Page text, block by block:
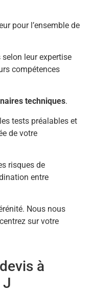
pour l’ensemble de
leur expertise
compétences
techniques.
tests préalables et
de votre
risques de
entre
Nous nous
sur votre
à
J